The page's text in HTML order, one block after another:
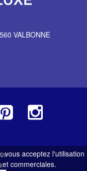
VALBONNE
vous acceptez l'utilisation
commerciales.